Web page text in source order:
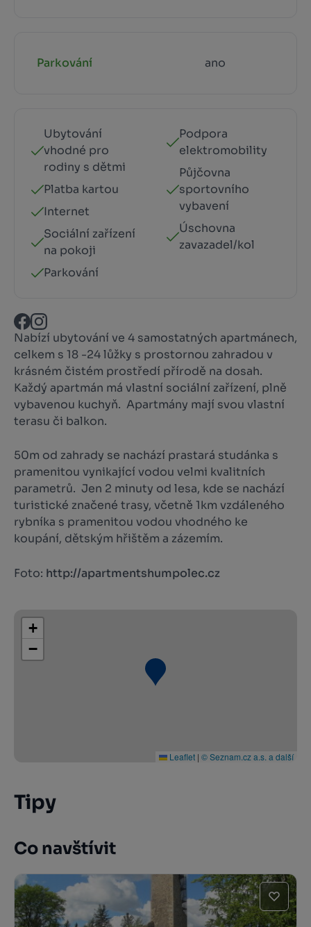
Parkování ano
Ubytování
vhodné pro
rodiny s dětmi
Platba kartou
Internet
Sociální zařízení
na pokoji
Parkování
Podpora
elektromobility
Půjčovna
sportovního
vybavení
Úschovna
zavazadel/kol
Nabízí ubytování ve 4 samostatných apartmánech,
celkem s 18 -24 lůžky s prostornou zahradou v
krásném čistém prostředí přírodě na dosah.
Každý apartmán má vlastní sociální zařízení, plně
vybavenou kuchyň. Apartmány mají svou vlastní
terasu či balkon.
50m od zahrady se nachází prastará studánka s
pramenitou vynikající vodou velmi kvalitních
parametrů. Jen 2 minuty od lesa, kde se nachází
turistické značené trasy, včetně 1km vzdáleného
rybníka s pramenitou vodou vhodného ke
koupání, dětským hřištěm a zázemím.
Foto: http://apartmentshumpolec.cz
+
−
Leaflet | © Seznam.cz a.s. a další
Tipy
Co navštívit